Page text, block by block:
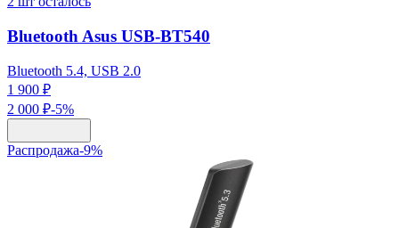
Bluetooth Asus USB-BT540
Bluetooth 5.4, USB 2.0
1 900 ₽
2 000 ₽-5%
Распродажа-9%